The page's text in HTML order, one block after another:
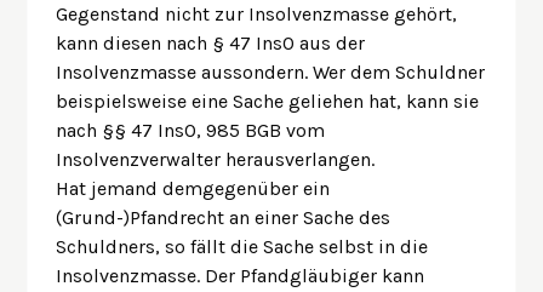
Gegenstand nicht zur Insolvenzmasse gehört,
kann diesen nach § 47 InsO aus der
Insolvenzmasse aussondern. Wer dem Schuldner
beispielsweise eine Sache geliehen hat, kann sie
nach §§ 47 InsO, 985 BGB vom
Insolvenzverwalter herausverlangen.
Hat jemand demgegenüber ein
(Grund-)Pfandrecht an einer Sache des
Schuldners, so fällt die Sache selbst in die
Insolvenzmasse. Der Pfandgläubiger kann